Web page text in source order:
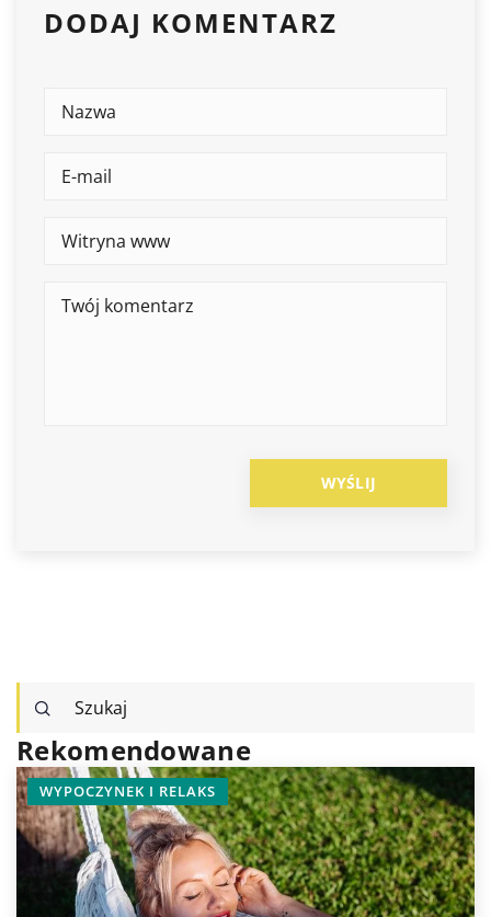
DODAJ KOMENTARZ
Rekomendowane
PRZECHOWYWANIE I
DOMU
ROZWIĄZANIA DO MAŁYCH